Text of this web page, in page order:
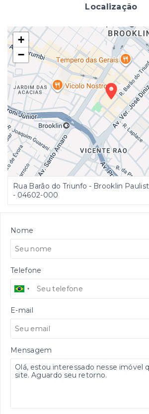
Localização
+
−
Rua Barão do Triunfo - Brooklin
- 04602-000
Nome
Telefone
E-mail
Mensagem